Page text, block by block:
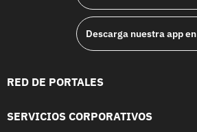
Descarga nuestra app en
RED DE PORTALES
SERVICIOS CORPORATIVOS